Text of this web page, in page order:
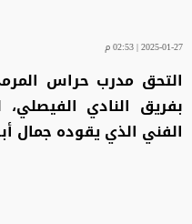
2025-01-27 | 02:53 م
التحق مدرب حراس
بفريق النادي
الفني الذي يقوده جمال